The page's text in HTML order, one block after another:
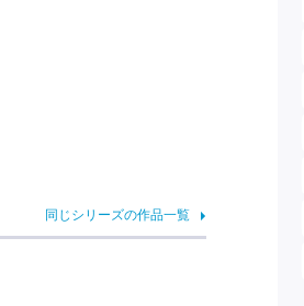
同じシリーズの作品一覧